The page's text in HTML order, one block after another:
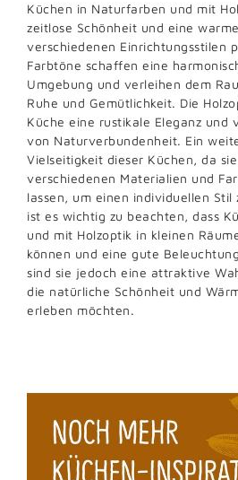
Küchen in Naturfarben und mit
zeitlose Schönheit und eine
verschiedenen Einrichtungsstilen
Farbtöne schaffen eine
Umgebung und verleihen dem
Ruhe und Gemütlichkeit. Die
Küche eine rustikale Eleganz und
von Naturverbundenheit. Ein
Vielseitigkeit dieser Küchen, da
verschiedenen Materialien und
lassen, um einen individuellen Stil
ist es wichtig zu beachten, dass
und mit Holzoptik in kleinen
können und eine gute
sind sie jedoch eine attraktive
die natürliche Schönheit und
erleben möchten.